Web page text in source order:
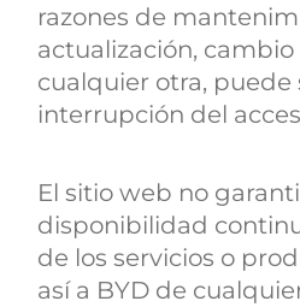
razones de
actualización,
cualquier otra, puede
interrupción del
El sitio web no
disponibilidad
de los servicios o
así a BYD de